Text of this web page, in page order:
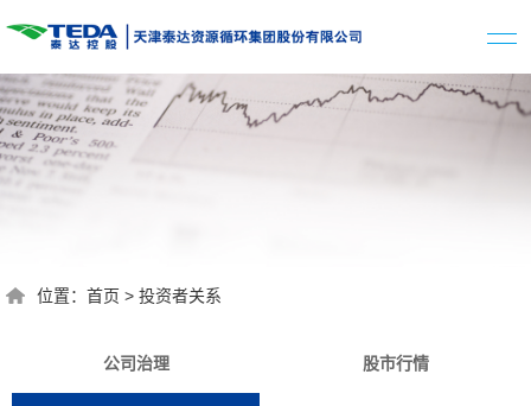
位置： 首页 > 投资者关系
公司治理 股市行情